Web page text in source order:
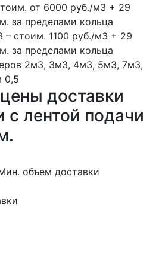
от 6000 руб./м3 + 29
за пределами кольца
стоим. 1100 руб./м3 + 29
за пределами кольца
2м3, 3м3, 4м3, 5м3, 7м3,
0,5
доставки
с лентой подачи
объем доставки